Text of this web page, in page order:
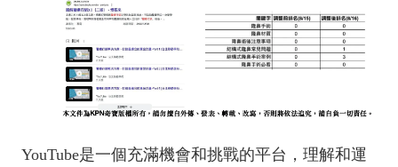
YouTube是一個充滿機會和挑戰的平台，理解和運